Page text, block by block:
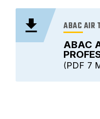
ABAC
ABAC AIR
7
PDF